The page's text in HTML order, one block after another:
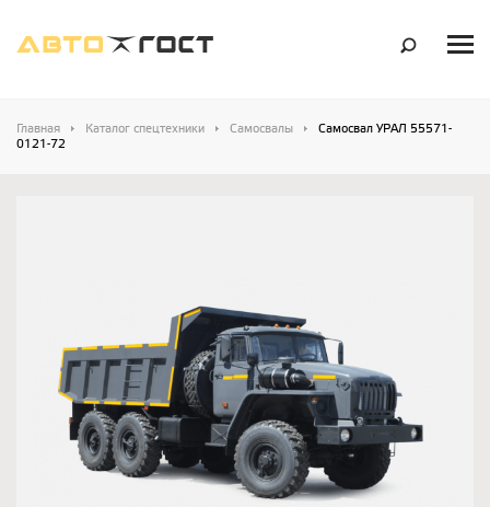
Главная Каталог спецтехники Самосвалы
Самосвал УРАЛ 55571-
0121-72